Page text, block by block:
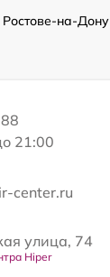
Ростове-на-Дону
21:00
center.ru
улица, 74
Hiper